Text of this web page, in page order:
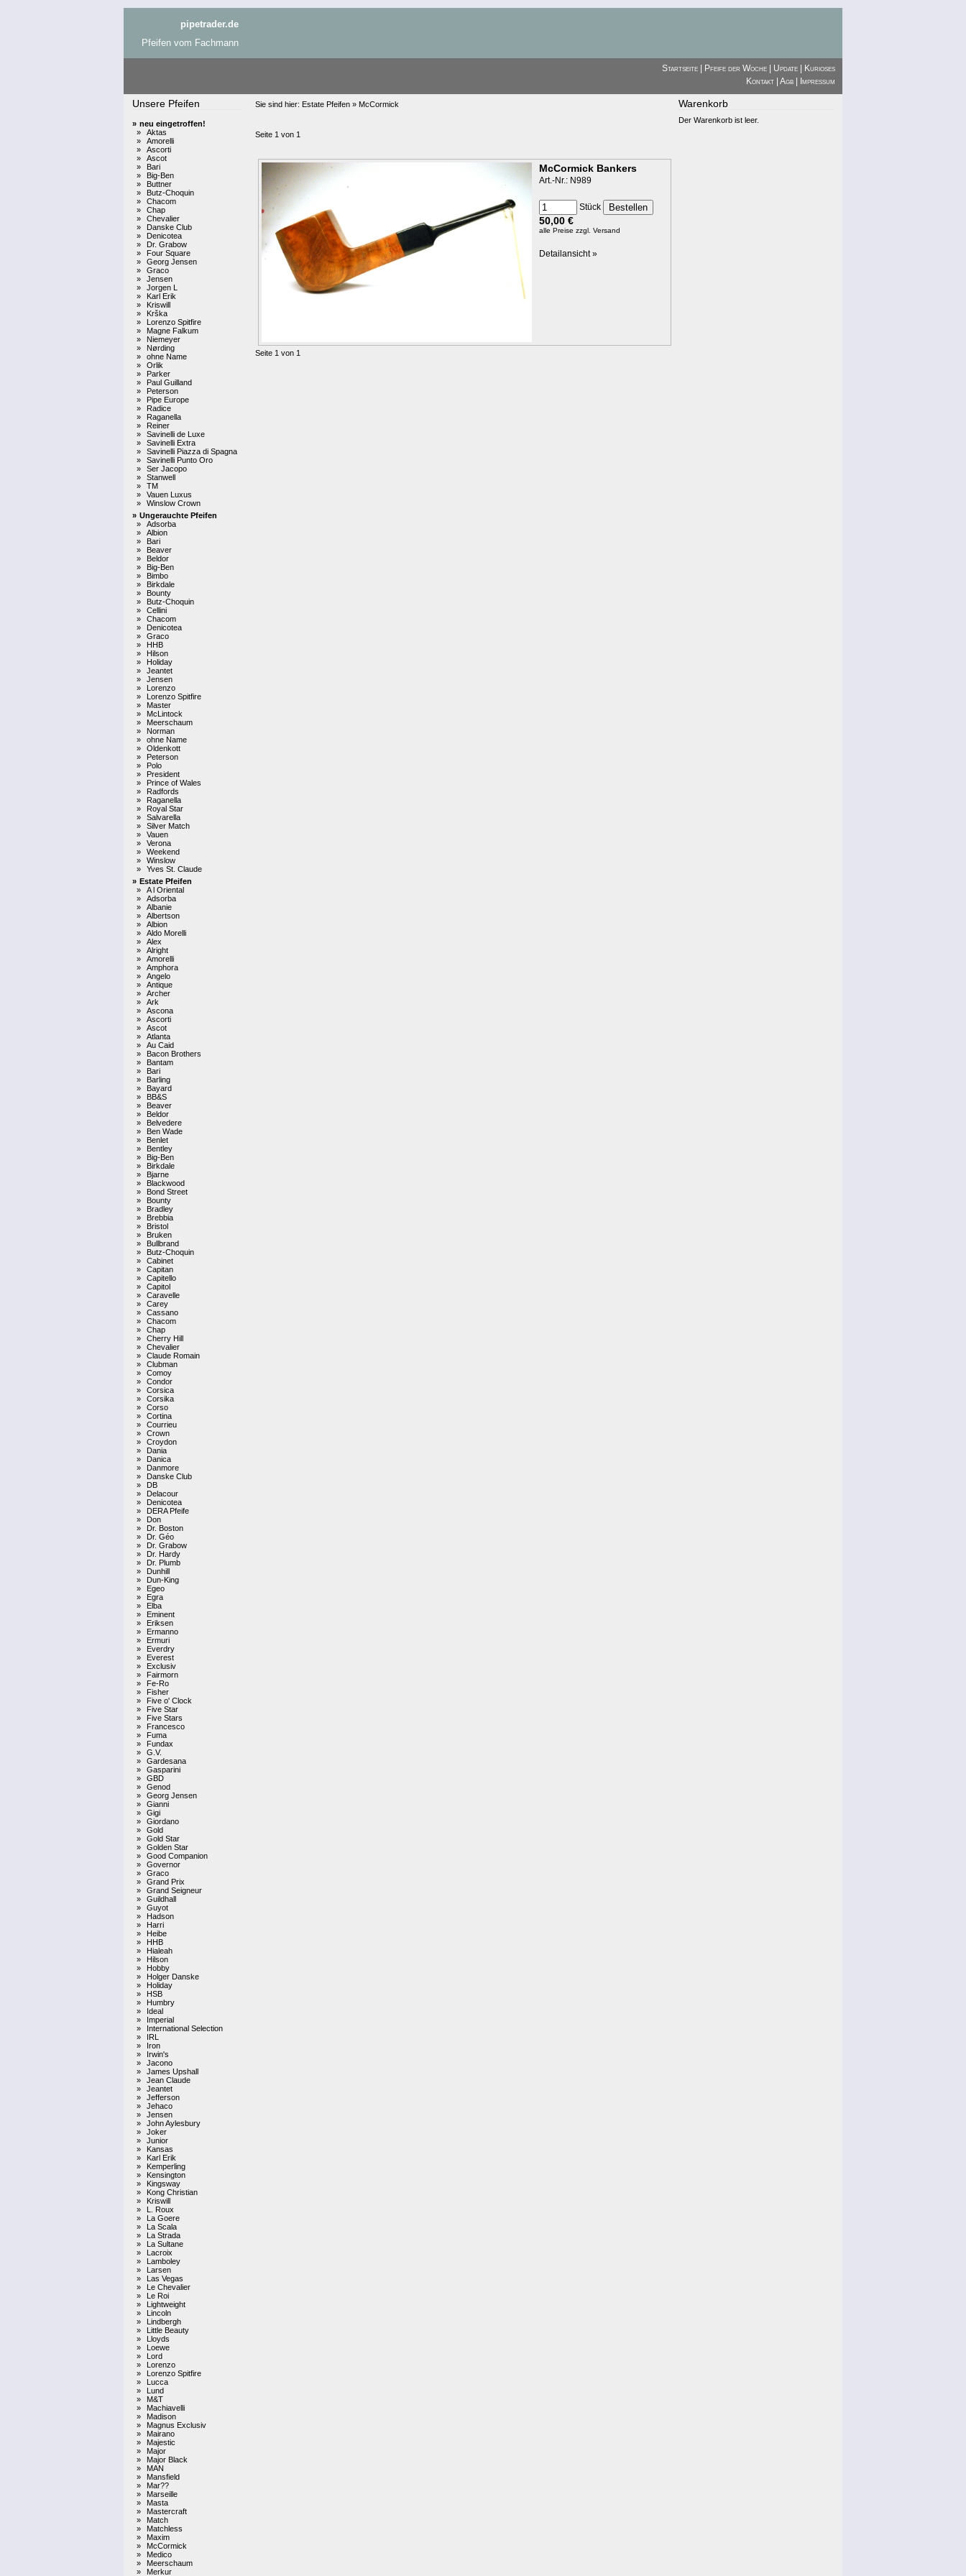
pipetrader.de
Pfeifen vom Fachmann
Startseite | Pfeife der Woche | Update | Kurioses
Kontakt | Agb | Impressum
Unsere Pfeifen
» neu eingetroffen!
»
Aktas
»
Amorelli
»
Ascorti
»
Ascot
»
Bari
»
Big-Ben
»
Buttner
»
Butz-Choquin
»
Chacom
»
Chap
»
Chevalier
»
Danske Club
»
Denicotea
»
Dr. Grabow
»
Four Square
»
Georg Jensen
»
Graco
»
Jensen
»
Jorgen L
»
Karl Erik
»
Kriswill
»
Krška
»
Lorenzo Spitfire
»
Magne Falkum
»
Niemeyer
»
Nørding
»
ohne Name
»
Orlik
»
Parker
»
Paul Guilland
»
Peterson
»
Pipe Europe
»
Radice
»
Raganella
»
Reiner
»
Savinelli de Luxe
»
Savinelli Extra
»
Savinelli Piazza di Spagna
»
Savinelli Punto Oro
»
Ser Jacopo
»
Stanwell
»
TM
»
Vauen Luxus
»
Winslow Crown
» Ungerauchte Pfeifen
»
Adsorba
»
Albion
»
Bari
»
Beaver
»
Beldor
»
Big-Ben
»
Bimbo
»
Birkdale
»
Bounty
»
Butz-Choquin
»
Cellini
»
Chacom
»
Denicotea
»
Graco
»
HHB
»
Hilson
»
Holiday
»
Jeantet
»
Jensen
»
Lorenzo
»
Lorenzo Spitfire
»
Master
»
McLintock
»
Meerschaum
»
Norman
»
ohne Name
»
Oldenkott
»
Peterson
»
Polo
»
President
»
Prince of Wales
»
Radfords
»
Raganella
»
Royal Star
»
Salvarella
»
Silver Match
»
Vauen
»
Verona
»
Weekend
»
Winslow
»
Yves St. Claude
» Estate Pfeifen
»
A l Oriental
»
Adsorba
»
Albanie
»
Albertson
»
Albion
»
Aldo Morelli
»
Alex
»
Alright
»
Amorelli
»
Amphora
»
Angelo
»
Antique
»
Archer
»
Ark
»
Ascona
»
Ascorti
»
Ascot
»
Atlanta
»
Au Caid
»
Bacon Brothers
»
Bantam
»
Bari
»
Barling
»
Bayard
»
BB&S
»
Beaver
»
Beldor
»
Belvedere
»
Ben Wade
»
Benlet
»
Bentley
»
Big-Ben
»
Birkdale
»
Bjarne
»
Blackwood
»
Bond Street
»
Bounty
»
Bradley
»
Brebbia
»
Bristol
»
Bruken
»
Bullbrand
»
Butz-Choquin
»
Cabinet
»
Capitan
»
Capitello
»
Capitol
»
Caravelle
»
Carey
»
Cassano
»
Chacom
»
Chap
»
Cherry Hill
»
Chevalier
»
Claude Romain
»
Clubman
»
Comoy
»
Condor
»
Corsica
»
Corsika
»
Corso
»
Cortina
»
Courrieu
»
Crown
»
Croydon
»
Dania
»
Danica
»
Danmore
»
Danske Club
»
DB
»
Delacour
»
Denicotea
»
DERA Pfeife
»
Don
»
Dr. Boston
»
Dr. Géo
»
Dr. Grabow
»
Dr. Hardy
»
Dr. Plumb
»
Dunhill
»
Dun-King
»
Egeo
»
Egra
»
Elba
»
Eminent
»
Eriksen
»
Ermanno
»
Ermuri
»
Everdry
»
Everest
»
Exclusiv
»
Fairmorn
»
Fe-Ro
»
Fisher
»
Five o' Clock
»
Five Star
»
Five Stars
»
Francesco
»
Fuma
»
Fundax
»
G.V.
»
Gardesana
»
Gasparini
»
GBD
»
Genod
»
Georg Jensen
»
Gianni
»
Gigi
»
Giordano
»
Gold
»
Gold Star
»
Golden Star
»
Good Companion
»
Governor
»
Graco
»
Grand Prix
»
Grand Seigneur
»
Guildhall
»
Guyot
»
Hadson
»
Harri
»
Heibe
»
HHB
»
Hialeah
»
Hilson
»
Hobby
»
Holger Danske
»
Holiday
»
HSB
»
Humbry
»
Ideal
»
Imperial
»
International Selection
»
IRL
»
Iron
»
Irwin's
»
Jacono
»
James Upshall
»
Jean Claude
»
Jeantet
»
Jefferson
»
Jehaco
»
Jensen
»
John Aylesbury
»
Joker
»
Junior
»
Kansas
»
Karl Erik
»
Kemperling
»
Kensington
»
Kingsway
»
Kong Christian
»
Kriswill
»
L. Roux
»
La Goere
»
La Scala
»
La Strada
»
La Sultane
»
Lacroix
»
Lamboley
»
Larsen
»
Las Vegas
»
Le Chevalier
»
Le Roi
»
Lightweight
»
Lincoln
»
Lindbergh
»
Little Beauty
»
Lloyds
»
Loewe
»
Lord
»
Lorenzo
»
Lorenzo Spitfire
»
Lucca
»
Lund
»
M&T
»
Machiavelli
»
Madison
»
Magnus Exclusiv
»
Mairano
»
Majestic
»
Major
»
Major Black
»
MAN
»
Mansfield
»
Mar??
»
Marseille
»
Masta
»
Mastercraft
»
Match
»
Matchless
»
Maxim
»
McCormick
»
Medico
»
Meerschaum
»
Merkur
Sie sind hier: Estate Pfeifen » McCormick
Seite 1 von 1
McCormick Bankers
Art.-Nr.: N989
Stück
50,00 €
alle Preisezzgl. Versand
Detailansicht »
Seite 1 von 1
Warenkorb
Der Warenkorb ist leer.